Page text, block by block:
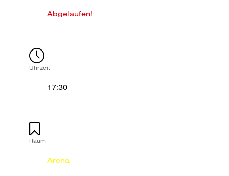
Abgelaufen!
Uhrzeit
17:30
Raum
Arena